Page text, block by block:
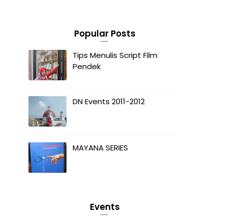
Popular Posts
Tips Menulis Script Film
Pendek
DN Events 2011-2012
MAYANA SERIES
Events